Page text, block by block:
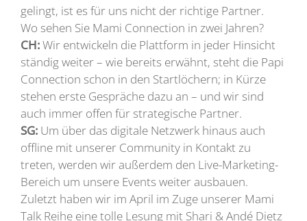
gelingt, ist es für uns nicht der richtige Partner.
Wo sehen Sie Mami Connection in zwei Jahren?
CH:Wir entwickeln die Plattform in jeder Hinsicht
ständig weiter – wie bereits erwähnt, steht die Papi
Connection schon in den Startlöchern; in Kürze
stehen erste Gespräche dazu an – und wir sind
auch immer offen für strategische Partner.
SG: Um über das digitale Netzwerk hinaus auch
offline mit unserer Community in Kontakt zu
treten, werden wir außerdem den Live-Marketing-
Bereich um unsere Events weiter ausbauen.
Zuletzt haben wir im April im Zuge unserer Mami
Talk Reihe eine tolle Lesung mit Shari & Andé Dietz